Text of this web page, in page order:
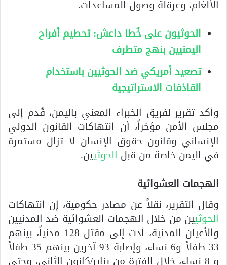
الألغام، وعرقلة وصول المساعدات.
الحوثيون على خُطا داعش: تحطيم أفراح
اليمنيين بنهج متطرف
تصعيد أمريكي ضد الحوثيين باستخدام
القاذفات الاستراتيجية
وأكد تقرير لفريق الخبراء المعني باليمن، قُدم إلى
مجلس الأمن مؤخراً، أن انتهاكات القانون الدولي
الإنساني وقانون حقوق الإنسان لا تزال مستمرة
في اليمن خاصة من قبل الحوثيين.
الهجمات العشوائية
وقال التقرير، نقلاً عن مصادر حكومية، إن انتهاكات
الحوثيين من خلال الهجمات العشوائية ضد المدنيين
والأعيان المدنية، أدت إلى مقتل 128 مدنياً، بينهم
33 طفلاً و6 نساء، وإصابة 93 آخرين بينهم 35 طفلاً
و 8 نساء، خلال الفترة من يناير/كانون الثاني، وحتى